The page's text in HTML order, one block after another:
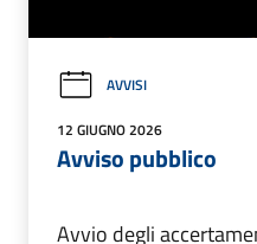
AVVISI
12 GIUGNO 2026
Avviso pubblico
Avvio degli